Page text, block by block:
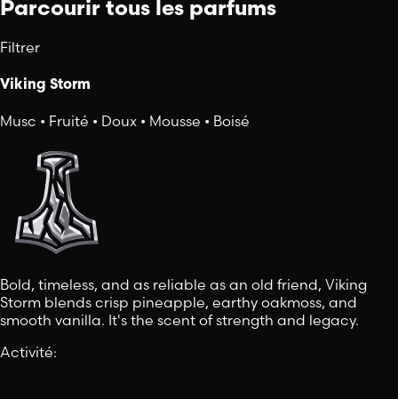
Parcourir tous les parfums
Filtrer
Viking Storm
Musc • Fruité • Doux • Mousse • Boisé
Bold, timeless, and as reliable as an old friend, Viking
Storm blends crisp pineapple, earthy oakmoss, and
smooth vanilla. It's the scent of strength and legacy.
Activité: